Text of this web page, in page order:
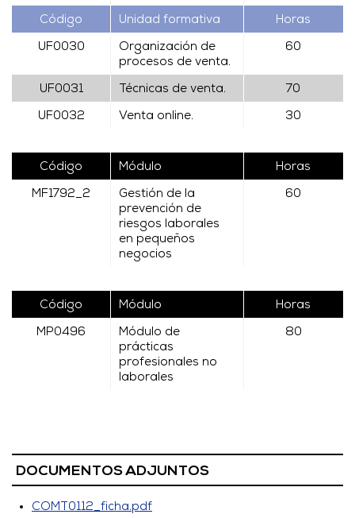
Código Unidad formativa Horas
UF0030
Organización de
procesos de venta.
60
UF0031 Técnicas de venta. 70
UF0032 Venta online. 30
Código Módulo Horas
MF1792_2
Gestión de la
prevención de
riesgos laborales
en pequeños
negocios
60
Código Módulo Horas
MP0496
Módulo de
prácticas
profesionales no
laborales
80
DOCUMENTOS ADJUNTOS
COMT0112_ficha.pdf